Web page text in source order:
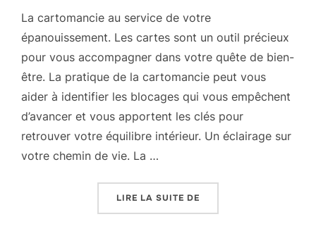
La cartomancie au service de votre
épanouissement. Les cartes sont un outil précieux
pour vous accompagner dans votre quête de bien-
être. La pratique de la cartomancie peut vous
aider à identifier les blocages qui vous empêchent
d’avancer et vous apportent les clés pour
retrouver votre équilibre intérieur. Un éclairage sur
votre chemin de vie. La …
LIRE LA SUITE DE